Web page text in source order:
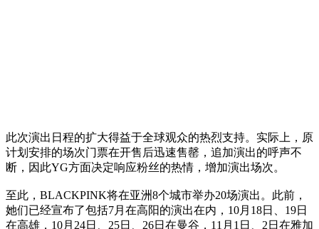
此次演出日程的扩大得益于全球观众的热烈支持。实际上，原
计划安排的场次门票在开售后迅速售罄，追加演出的呼声不
断，因此YG方面决定响应粉丝的热情，增加演出场次。
至此，BLACKPINK将在亚洲8个城市举办20场演出。此前，
她们已经宣布了包括7月在高阳的演出在内，10月18日、19日
在高雄，10月24日、25日、26日在曼谷，11月1日、2日在雅加